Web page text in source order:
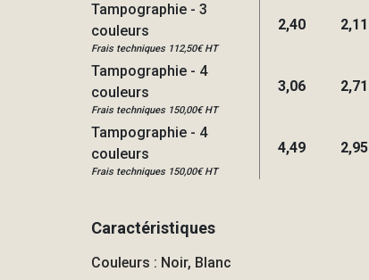
Tampographie - 3
couleurs
Frais techniques 112,50€ HT
2,40 2,11
Tampographie - 4
couleurs
Frais techniques 150,00€ HT
3,06 2,71
Tampographie - 4
couleurs
Frais techniques 150,00€ HT
4,49 2,95
Caractéristiques
Couleurs : Noir, Blanc